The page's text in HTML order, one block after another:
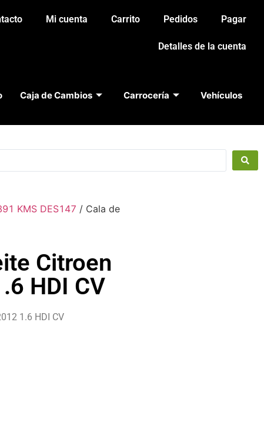
Mi cuenta Carrito Pedidos Pagar
Detalles de la cuenta
Caja de Cambios Carrocería Vehículos
KMS DES147 / Cala de
Citroen
HDI CV
1.6 HDI CV